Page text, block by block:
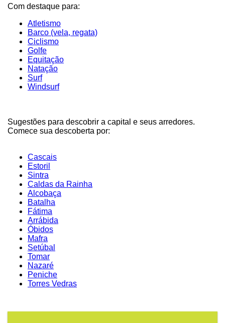
Com destaque para:
Atletismo
Barco (vela, regata)
Ciclismo
Golfe
Equitação
Natação
Surf
Windsurf
Sugestões para descobrir a capital e seus arredores.
Comece sua descoberta por:
Cascais
Estoril
Sintra
Caldas da Rainha
Alcobaça
Batalha
Fátima
Arrábida
Óbidos
Mafra
Setúbal
Tomar
Nazaré
Peniche
Torres Vedras